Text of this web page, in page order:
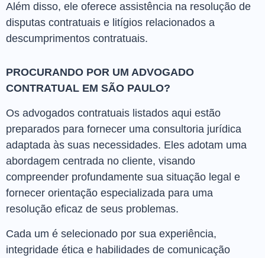
Além disso, ele oferece assistência na resolução de
disputas contratuais e litígios relacionados a
descumprimentos contratuais.
PROCURANDO POR UM ADVOGADO
CONTRATUAL EM SÃO PAULO?
Os advogados contratuais listados aqui estão
preparados para fornecer uma consultoria jurídica
adaptada às suas necessidades. Eles adotam uma
abordagem centrada no cliente, visando
compreender profundamente sua situação legal e
fornecer orientação especializada para uma
resolução eficaz de seus problemas.
Cada um é selecionado por sua experiência,
integridade ética e habilidades de comunicação